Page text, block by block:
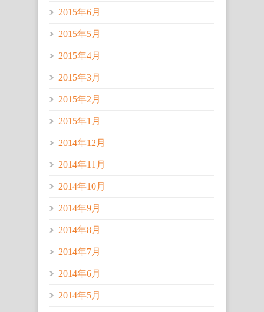
2015年6月
2015年5月
2015年4月
2015年3月
2015年2月
2015年1月
2014年12月
2014年11月
2014年10月
2014年9月
2014年8月
2014年7月
2014年6月
2014年5月